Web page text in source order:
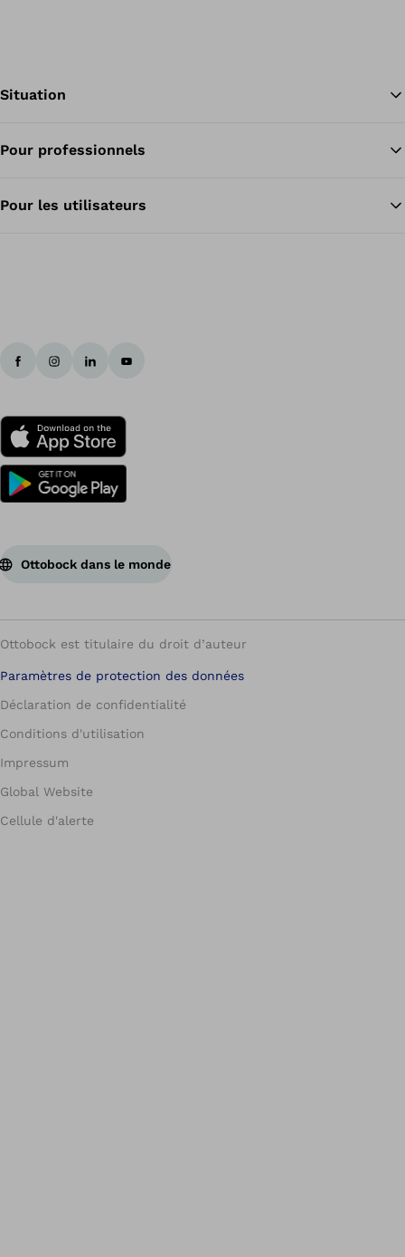
Situation
Pour professionnels
Pour les utilisateurs
Ottobock dans le monde
Ottobock est titulaire du droit d’auteur
Paramètres de protection des données
Déclaration de confidentialité
Conditions d'utilisation
Impressum
Global Website
Cellule d'alerte